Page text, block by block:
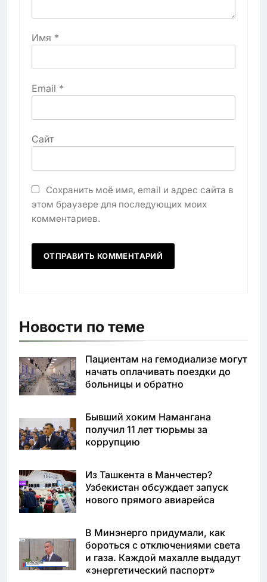
Имя *
Email *
Сайт
Сохранить моё имя, email и адрес сайта в
этом браузере для последующих моих
комментариев.
Новости по теме
Пациентам на гемодиализе могут
начать оплачивать поездки до
больницы и обратно
Бывший хоким Намангана
получил 11 лет тюрьмы за
коррупцию
Из Ташкента в Манчестер?
Узбекистан обсуждает запуск
нового прямого авиарейса
В Минэнерго придумали, как
бороться с отключениями света
и газа. Каждой махалле выдадут
«энергетический паспорт»